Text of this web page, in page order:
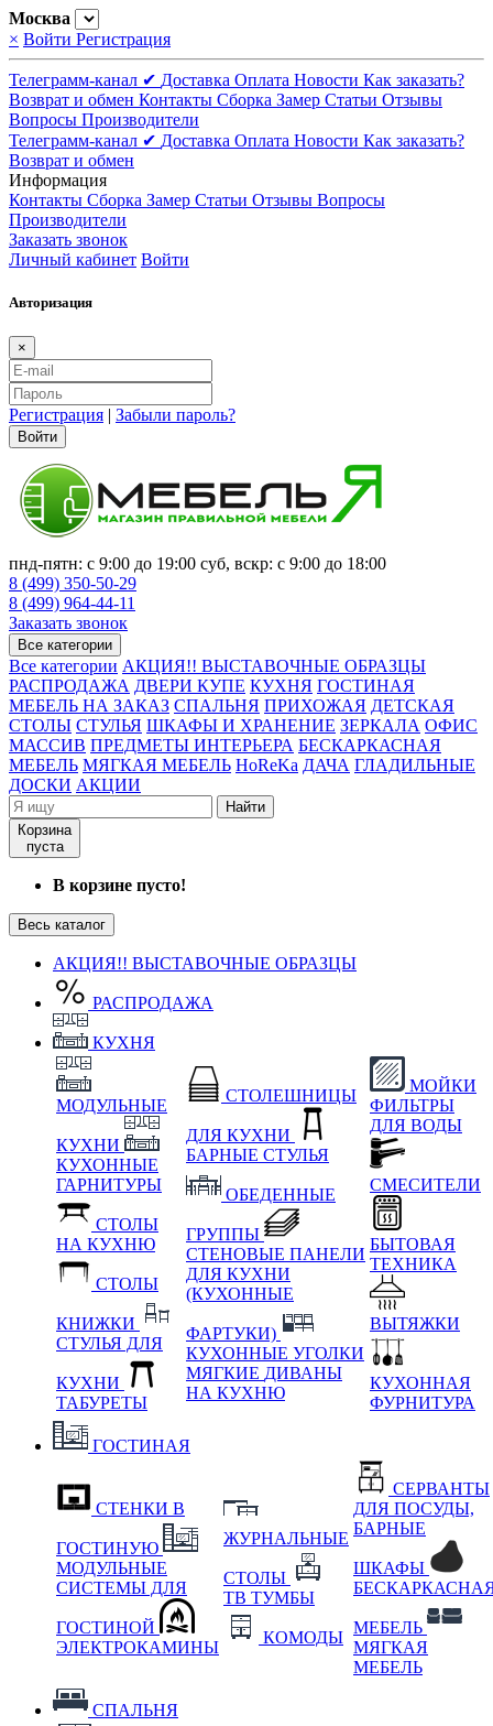
Москва
× Войти Регистрация
Телеграмм-канал ✔ Доставка Оплата Новости Как заказать?
Возврат и обмен Контакты Сборка Замер Статьи Отзывы
Вопросы Производители
Телеграмм-канал ✔ Доставка Оплата Новости Как заказать?
Возврат и обмен
Информация
Контакты Сборка Замер Статьи Отзывы Вопросы
Производители
Заказать звонок
Личный кабинет Войти
Авторизация
×
Регистрация | Забыли пароль?
Войти
пнд-пятн: с 9:00 до 19:00 суб, вскр: с 9:00 до 18:00
8 (499) 350-50-29
8 (499) 964-44-11
Заказать звонок
Все категории
Все категории АКЦИЯ!! ВЫСТАВОЧНЫЕ ОБРАЗЦЫ
РАСПРОДАЖА ДВЕРИ КУПЕ КУХНЯ ГОСТИНАЯ
МЕБЕЛЬ НА ЗАКАЗ СПАЛЬНЯ ПРИХОЖАЯ ДЕТСКАЯ
СТОЛЫ СТУЛЬЯ ШКАФЫ И ХРАНЕНИЕ ЗЕРКАЛА ОФИС
МАССИВ ПРЕДМЕТЫ ИНТЕРЬЕРА БЕСКАРКАСНАЯ
МЕБЕЛЬ МЯГКАЯ МЕБЕЛЬ HoReKa ДАЧА ГЛАДИЛЬНЫЕ
ДОСКИ АКЦИИ
Найти
Корзина
пуста
В корзине пусто!
Весь каталог
АКЦИЯ!! ВЫСТАВОЧНЫЕ ОБРАЗЦЫ
РАСПРОДАЖА
КУХНЯ
МОДУЛЬНЫЕ
КУХНИ
КУХОННЫЕ
ГАРНИТУРЫ
СТОЛЫ
НА КУХНЮ
СТОЛЫ
КНИЖКИ
СТУЛЬЯ ДЛЯ
КУХНИ
ТАБУРЕТЫ
СТОЛЕШНИЦЫ
ДЛЯ КУХНИ
БАРНЫЕ СТУЛЬЯ
ОБЕДЕННЫЕ
ГРУППЫ
СТЕНОВЫЕ ПАНЕЛИ
ДЛЯ КУХНИ
(КУХОННЫЕ
ФАРТУКИ)
КУХОННЫЕ УГОЛКИ
МЯГКИЕ ДИВАНЫ
НА КУХНЮ
МОЙКИ
ФИЛЬТРЫ
ДЛЯ ВОДЫ
СМЕСИТЕЛИ
БЫТОВАЯ
ТЕХНИКА
ВЫТЯЖКИ
КУХОННАЯ
ФУРНИТУРА
ГОСТИНАЯ
СТЕНКИ В
ГОСТИНУЮ
МОДУЛЬНЫЕ
СИСТЕМЫ ДЛЯ
ГОСТИНОЙ
ЭЛЕКТРОКАМИНЫ
ЖУРНАЛЬНЫЕ
СТОЛЫ
ТВ ТУМБЫ
КОМОДЫ
СЕРВАНТЫ
ДЛЯ ПОСУДЫ,
БАРНЫЕ
ШКАФЫ
МЕБЕЛЬ
МЯГКАЯ
МЕБЕЛЬ
СПАЛЬНЯ